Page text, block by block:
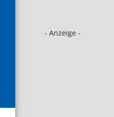
- Anzeige -